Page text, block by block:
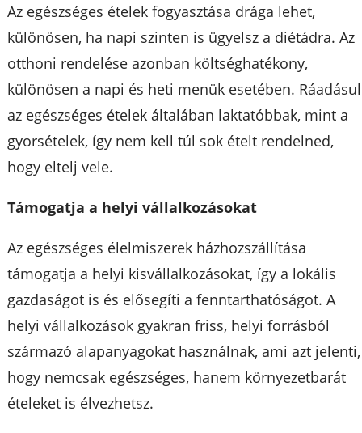
Az egészséges ételek fogyasztása drága lehet,
különösen, ha napi szinten is ügyelsz a diétádra. Az
otthoni rendelése azonban költséghatékony,
különösen a napi és heti menük esetében. Ráadásul
az egészséges ételek általában laktatóbbak, mint a
gyorsételek, így nem kell túl sok ételt rendelned,
hogy eltelj vele.
Támogatja a helyi vállalkozásokat
Az egészséges élelmiszerek házhozszállítása
támogatja a helyi kisvállalkozásokat, így a lokális
gazdaságot is és elősegíti a fenntarthatóságot. A
helyi vállalkozások gyakran friss, helyi forrásból
származó alapanyagokat használnak, ami azt jelenti,
hogy nemcsak egészséges, hanem környezetbarát
ételeket is élvezhetsz.